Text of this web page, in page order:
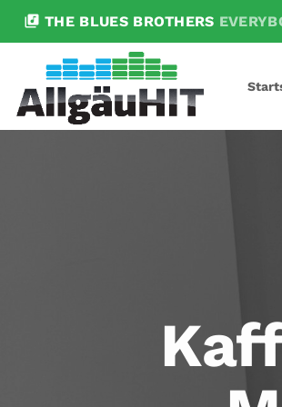
library_music THE BLUES BROTHERS